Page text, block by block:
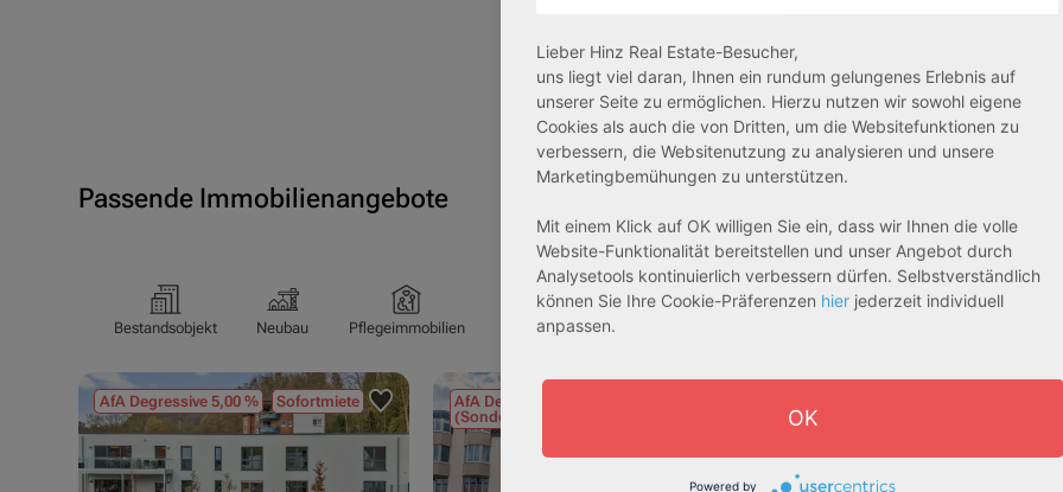
Passende Immobilienangebote
Bestandsobjekt Neubau Pflegeimmobilien Pflegeapartments
AfA Degressive 5,00 % Sofortmiete
AfA Degressive 5,00 %
(Sondergutachten)
(Sondergutachten)
Lieber Hinz Real Estate-Besucher,
uns liegt viel daran, Ihnen ein rundum gelungenes Erlebnis auf
unserer Seite zu ermöglichen. Hierzu nutzen wir sowohl eigene
Cookies als auch die von Dritten, um die Websitefunktionen zu
verbessern, die Websitenutzung zu analysieren und unsere
Marketingbemühungen zu unterstützen.
Mit einem Klick auf OK willigen Sie ein, dass wir Ihnen die volle
Website-Funktionalität bereitstellen und unser Angebot durch
Analysetools kontinuierlich verbessern dürfen. Selbstverständlich
können Sie Ihre Cookie-Präferenzen hier jederzeit individuell
anpassen.
OK
Powered by